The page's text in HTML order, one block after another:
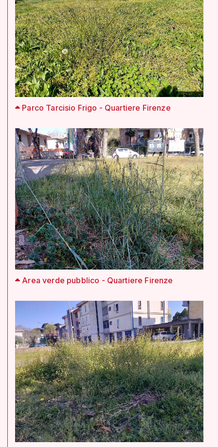
Parco Tarcisio Frigo - Quartiere Firenze
Area verde pubblico - Quartiere Firenze